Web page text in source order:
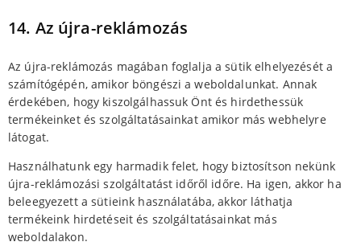
14. Az újra-reklámozás
Az újra-reklámozás magában foglalja a sütik elhelyezését a
számítógépén, amikor böngészi a weboldalunkat. Annak
érdekében, hogy kiszolgálhassuk Önt és hirdethessük
termékeinket és szolgáltatásainkat amikor más webhelyre
látogat.
Használhatunk egy harmadik felet, hogy biztosítson nekünk
újra-reklámozási szolgáltatást időről időre. Ha igen, akkor ha
beleegyezett a sütieink használatába, akkor láthatja
termékeink hirdetéseit és szolgáltatásainkat más
weboldalakon.